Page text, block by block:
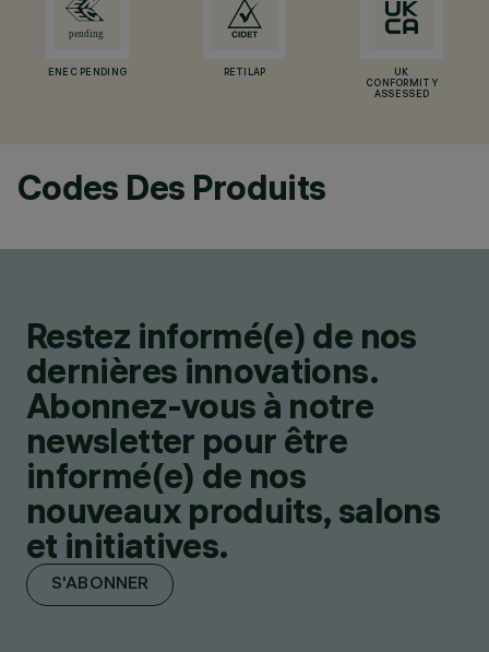
ENEC PENDING RETILAP
UK
CONFORMITY
ASSESSED
Codes Des Produits
Restez informé(e) de nos
dernières innovations.
Abonnez-vous à notre
newsletter pour être
informé(e) de nos
nouveaux produits, salons
et initiatives.
S'ABONNER